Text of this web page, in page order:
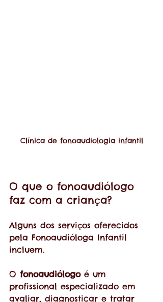
Clínica de fonoaudiologia infantil
O que o fonoaudiólogo
faz com a criança?
Alguns dos serviços oferecidos
pela Fonoaudióloga Infantil
incluem.
O fonoaudiólogo é um
profissional especializado em
avaliar, diagnosticar e tratar